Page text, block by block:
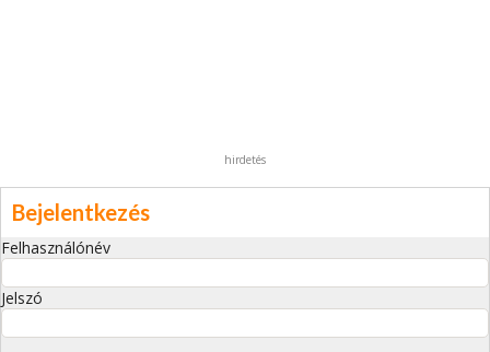
hirdetés
Bejelentkezés
Felhasználónév
Jelszó